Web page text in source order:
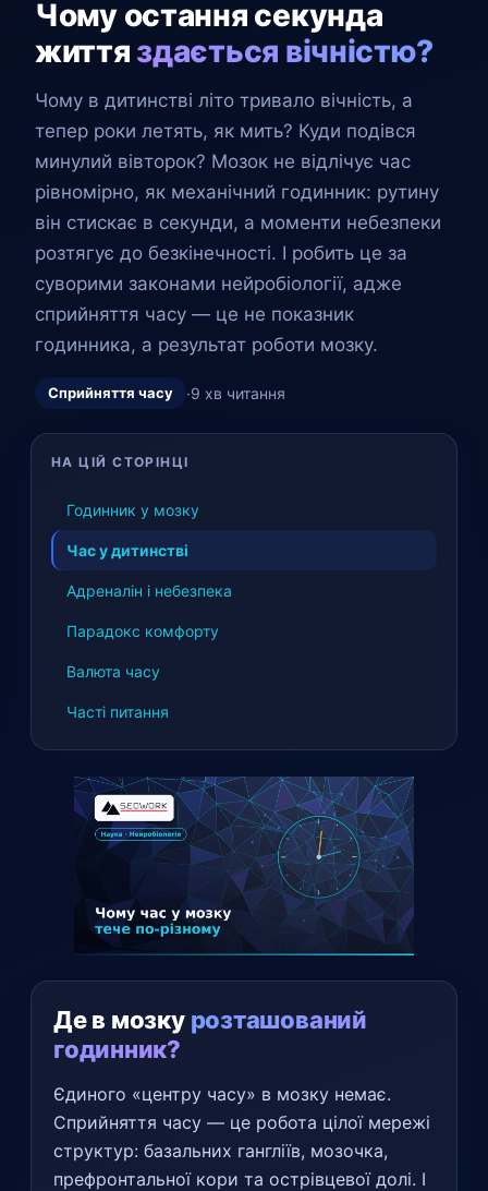
Чому остання секунда
життя здається вічністю?
Чому в дитинстві літо тривало вічність, а
тепер роки летять, як мить? Куди подівся
минулий вівторок? Мозок не відлічує час
рівномірно, як механічний годинник: рутину
він стискає в секунди, а моменти небезпеки
розтягує до безкінечності. І робить це за
суворими законами нейробіології, адже
сприйняття часу — це не показник
годинника, а результат роботи мозку.
Сприйняття часу ·9 хв читання
НА ЦІЙ СТОРІНЦІ
Годинник у мозку
Час у дитинстві
Адреналін і небезпека
Парадокс комфорту
Валюта часу
Часті питання
Де в мозку розташований
годинник?
Єдиного «центру часу» в мозку немає.
Сприйняття часу — це робота цілої мережі
структур: базальних гангліїв, мозочка,
префронтальної кори та острівцевої долі. І